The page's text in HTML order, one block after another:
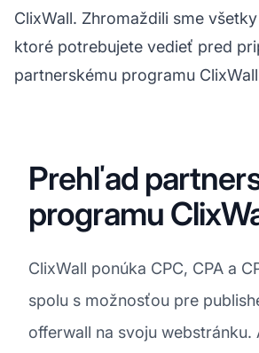
ClixWall. Zhromaždili sme
ktoré potrebujete vedieť pred
partnerskému programu
Prehľad
programu
ClixWall ponúka CPC, CPA a
spolu s možnosťou pre
offerwall na svoju webstránku.